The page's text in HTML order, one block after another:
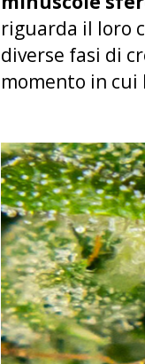
riguarda il loro
diverse fasi di
momento in cui